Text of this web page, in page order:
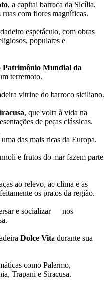
, a capital barroca da Sicília,
ruas com flores magníficas.
espetáculo, com obras
populares e
Patrimônio Mundial da
terremoto.
vitrine do barroco siciliano.
, que volta à vida na
de peças clássicas.
uma das mais ricas da Europa.
e frutos do mar fazem parte
ao relevo, ao clima e às
os pratos da região.
e socializar — nos
Dolce Vita durante sua
como Palermo,
Trapani e Siracusa.